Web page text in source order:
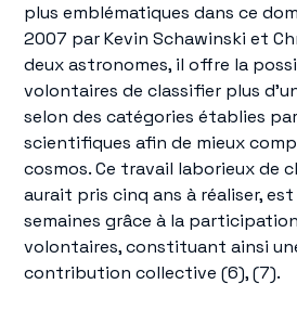
plus emblématiques dans ce
2007 par Kevin Schawinski et
deux astronomes, il offre la
volontaires de classifier plus
selon des catégories établies
scientifiques afin de mieux
cosmos. Ce travail laborieux de
aurait pris cinq ans à réaliser,
semaines grâce à la
volontaires, constituant ainsi
contribution collective (6), (7).